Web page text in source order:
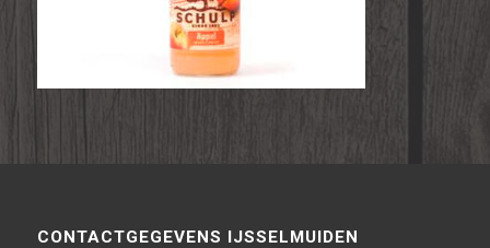
CONTACTGEGEVENS IJSSELMUIDEN